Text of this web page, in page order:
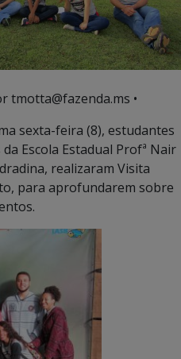
tmotta@fazenda.ms •
sexta-feira (8), estudantes
Escola Estadual Profª Nair
realizaram Visita
para aprofundarem sobre